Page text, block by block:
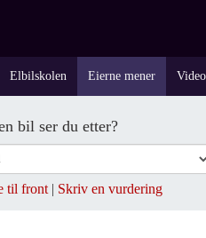
Elbilskolen Eierne mener
bil ser du etter?
til front | Skriv en vurdering